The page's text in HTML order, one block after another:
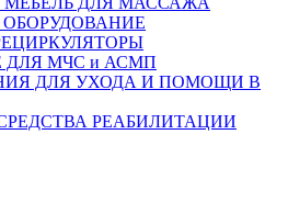
ДЛЯ МЧС и АСМП
ДЛЯ УХОДА И ПОМОЩИ В
РЕАБИЛИТАЦИИ